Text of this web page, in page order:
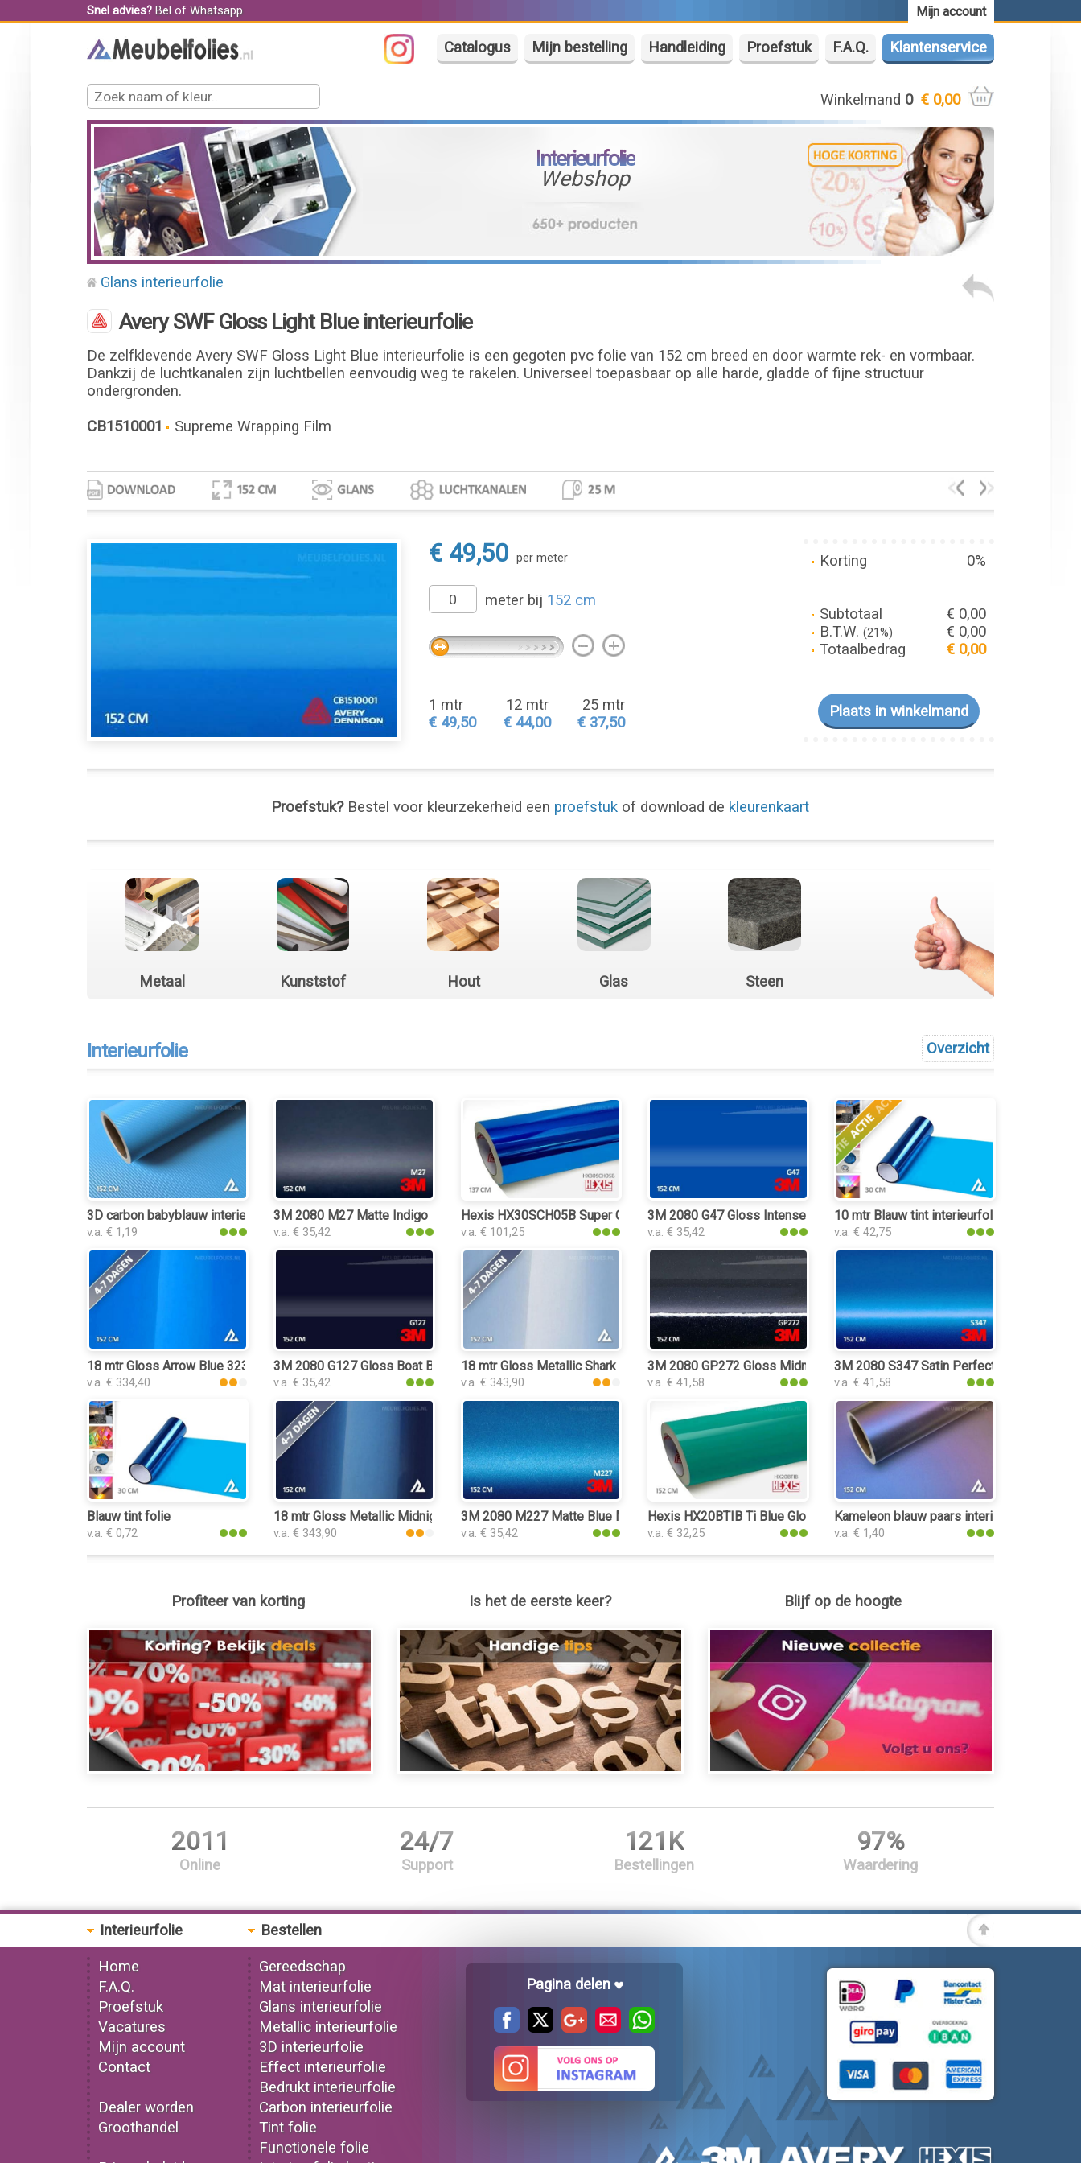
Mijn account
Snel advies? Belof Whatsapp
Catalogus Mijn bestelling Handleiding Proefstuk F.A.Q. Klantenservice
Winkelmand 0 € 0,00
Interieurfolie
Webshop
Glans interieurfolie
Avery SWF Gloss Light Blue interieurfolie
De zelfklevende Avery SWF Gloss Light Blue interieurfolie is een gegoten pvc folie van 152 cm breed en door warmte rek- en vormbaar.
Dankzij de luchtkanalen zijn luchtbellen eenvoudig weg te rakelen. Universeel toepasbaar op alle harde, gladde of fijne structuur
ondergronden.
CB1510001
Supreme Wrapping Film
€ 49,50 per meter
meter bij 152 cm
1 mtr
€ 49,50
12 mtr
€ 44,00
25 mtr
€ 37,50
Korting 0%
Subtotaal
€ 0,00
B.T.W. (21%)
€ 0,00
Totaalbedrag
€ 0,00
Proefstuk?Bestel voor kleurzekerheid een proefstuk of download de kleurenkaart
Metaal Kunststof Hout Glas Steen
Overzicht
Interieurfolie
3D carbon babyblauw interieurfolie
v.a. € 1,19
3M 2080 M27 Matte Indigo interieurfolie
v.a. € 35,42
Hexis HX30SCH05B Super Chrome Blue Gloss interieurfolie
v.a. € 101,25
3M 2080 G47 Gloss Intense Blue interieurfolie
v.a. € 35,42
10 mtr Blauw tint interieurfolie
v.a. € 42,75
18 mtr Gloss Arrow Blue 3239 interieurfolie
v.a. € 334,40
3M 2080 G127 Gloss Boat Blue interieurfolie
v.a. € 35,42
18 mtr Gloss Metallic Shark Blue 3150 interieurfolie
v.a. € 343,90
3M 2080 GP272 Gloss Midnight Blue interieurfolie
v.a. € 41,58
3M 2080 S347 Satin Perfect Blue
v.a. € 41,58
Blauw tint folie
v.a. € 0,72
18 mtr Gloss Metallic Midnight Blue 3206 interieurfolie
v.a. € 343,90
3M 2080 M227 Matte Blue Metallic interieurfolie
v.a. € 35,42
Hexis HX20BTIB Ti Blue Gloss interieurfolie
v.a. € 32,25
Kameleon blauw paars interieurfolie
v.a. € 1,40
Profiteer van korting Is het de eerste keer? Blijf op de hoogte
2011
Online
24/7
Support
121K
Bestellingen
97%
Waardering
Interieurfolie
Home
F.A.Q.
Proefstuk
Vacatures
Mijn account
Contact
Dealer worden
Groothandel
Bestellen
Gereedschap
Mat interieurfolie
Glans interieurfolie
Metallic interieurfolie
3D interieurfolie
Effect interieurfolie
Bedrukt interieurfolie
Carbon interieurfolie
Tint folie
Functionele folie
Pagina delen